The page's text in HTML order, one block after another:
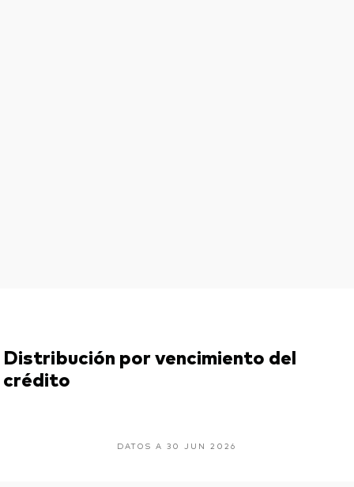
Distribución por vencimiento del
crédito
DATOS A 30 JUN 2026